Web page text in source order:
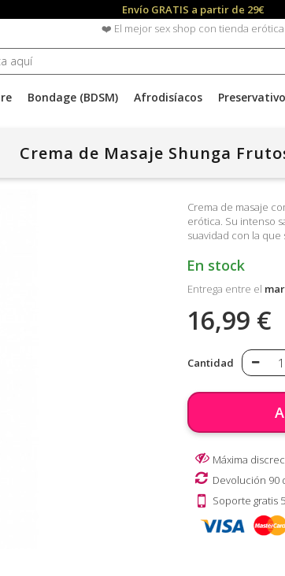
Envío GRATIS a partir de 29€
❤️ El mejor sex shop con tienda erótica
Bondage (BDSM) Afrodisíacos
Crema de Masaje Shunga
Crema de masaje
erótica. Su intenso
suavidad con la
En stock
Entrega entre el
16,99 €
Cantidad
Máxima
Devolución 90
Soporte gratis